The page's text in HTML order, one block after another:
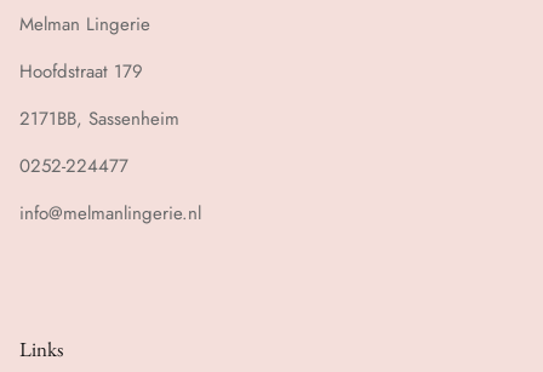
Melman Lingerie
Hoofdstraat 179
2171BB, Sassenheim
0252-224477
info@melmanlingerie.nl
Links